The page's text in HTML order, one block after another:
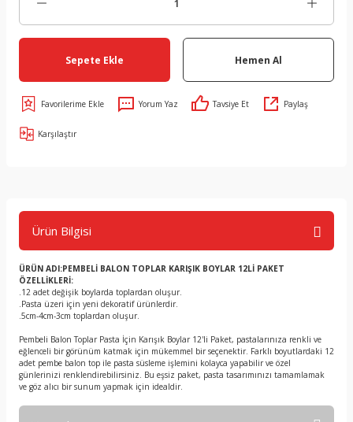
Sepete Ekle Hemen Al
Yorum Yaz Tavsiye Et Paylaş
Karşılaştır
Ürün Bilgisi
ÜRÜN ADI:PEMBELİ BALON TOPLAR KARIŞIK BOYLAR 12Lİ PAKET
ÖZELLİKLERİ:
.12 adet değişik boylarda toplardan oluşur.
.Pasta üzeri için yeni dekoratif ürünlerdir.
.5cm-4cm-3cm toplardan oluşur.
Pembeli Balon Toplar Pasta İçin Karışık Boylar 12'li Paket, pastalarınıza renkli ve
eğlenceli bir görünüm katmak için mükemmel bir seçenektir. Farklı boyutlardaki 12
adet pembe balon top ile pasta süsleme işlemini kolayca yapabilir ve özel
günlerinizi renklendirebilirsiniz. Bu eşsiz paket, pasta tasarımınızı tamamlamak
ve göz alıcı bir sunum yapmak için idealdir.